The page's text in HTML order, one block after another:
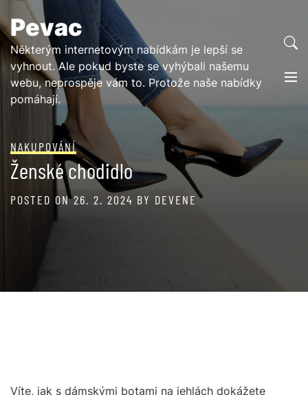
to
content
Pevac
Některým internetovým nabídkám je lepší se
vyhnout. Ale pokud byste se vyhýbali našemu
webu, neprospěje vám to. Protože naše nabídky
pomáhají.
NAKUPOVÁNÍ
Ženské chodidlo
POSTED ON26. 2. 2024 BY DEVENE
Víte, jak s dámskými botami na jehlách dokážete